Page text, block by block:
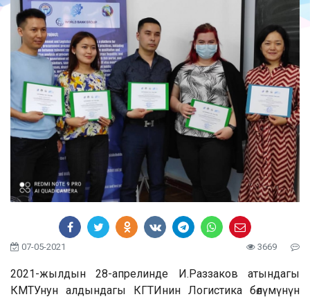
07-05-2021 3669
2021-жылдын 28-апрелинде И.Раззаков атындагы
КМТУнун алдындагы КГТИнин Логистика бөлүмүнүн